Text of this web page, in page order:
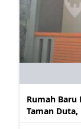
Rumah
Taman Duta,